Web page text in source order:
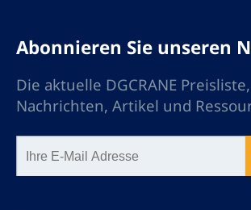
Abonnieren Sie unseren
Die aktuelle DGCRANE Preisliste,
Nachrichten, Artikel und